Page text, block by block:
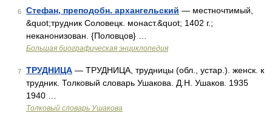
6 Стефан, преподобн. архангельский — местночтимый,
&quot;трудник Соловецк. монаст.&quot; 1402 г.;
неканонизован. {Половцов} …
Большая биографическая энциклопедия
7 ТРУДНИЦА — ТРУДНИЦА, трудницы (обл., устар.). женск. к
трудник. Толковый словарь Ушакова. Д.Н. Ушаков. 1935
1940 …
Толковый словарь Ушакова